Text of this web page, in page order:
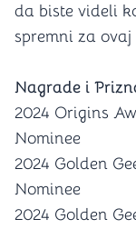
da biste videli
spremni za ovaj
Nagrade i
2024 Origins
Nominee
2024 Golden
Nominee
2024 Golden